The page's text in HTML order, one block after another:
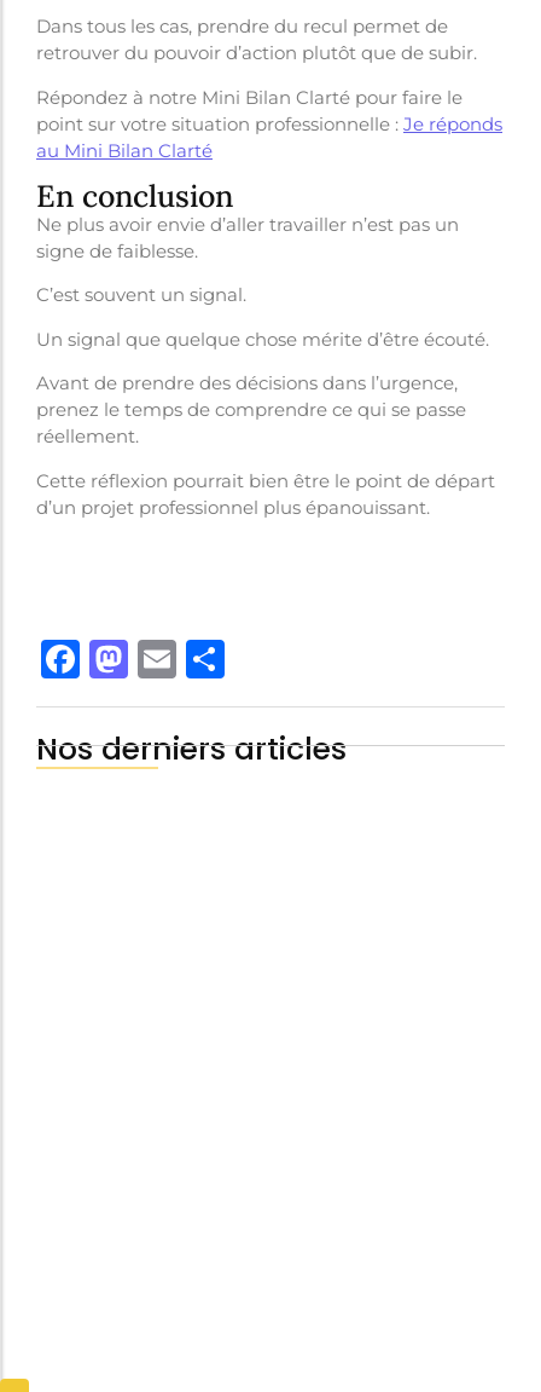
Dans tous les cas, prendre du recul permet de
retrouver du pouvoir d’action plutôt que de subir.
Répondez à notre Mini Bilan Clarté pour faire le
point sur votre situation professionnelle : Je réponds
au Mini Bilan Clarté
En conclusion
Ne plus avoir envie d’aller travailler n’est pas un
signe de faiblesse.
C’est souvent un signal.
Un signal que quelque chose mérite d’être écouté.
Avant de prendre des décisions dans l’urgence,
prenez le temps de comprendre ce qui se passe
réellement.
Cette réflexion pourrait bien être le point de départ
d’un projet professionnel plus épanouissant.
Facebook
Mastodon
Email
Nos derniers articles